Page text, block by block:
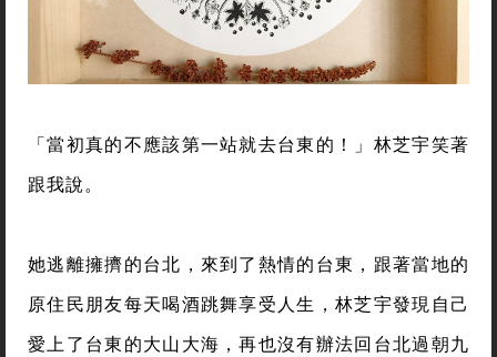
「當初真的不應該第一站就去台東的！」林芝宇笑著
跟我說。
她逃離擁擠的台北，來到了熱情的台東，跟著當地的
原住民朋友每天喝酒跳舞享受人生，林芝宇發現自己
愛上了台東的大山大海，再也沒有辦法回台北過朝九